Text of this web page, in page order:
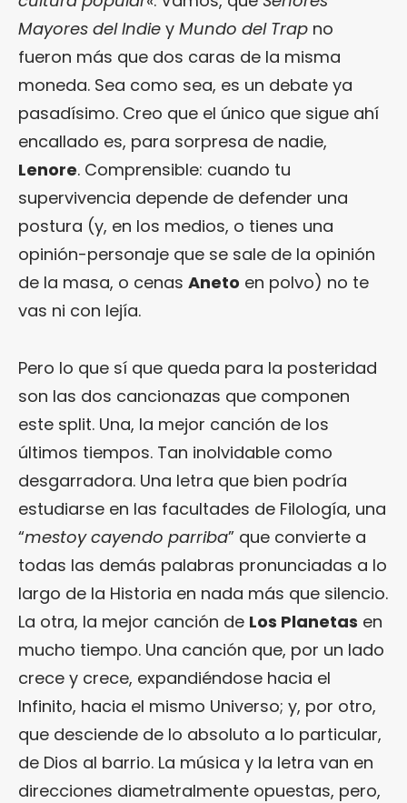
Mayores del Indie y Mundo del Trap no
fueron más que dos caras de la misma
moneda. Sea como sea, es un debate ya
pasadísimo. Creo que el único que sigue ahí
encallado es, para sorpresa de nadie,
Lenore. Comprensible: cuando tu
supervivencia depende de defender una
postura (y, en los medios, o tienes una
opinión-personaje que se sale de la opinión
de la masa, o cenas Aneto en polvo) no te
vas ni con lejía.
Pero lo que sí que queda para la posteridad
son las dos cancionazas que componen
este split. Una, la mejor canción de los
últimos tiempos. Tan inolvidable como
desgarradora. Una letra que bien podría
estudiarse en las facultades de Filología, una
“mestoy cayendo parriba” que convierte a
todas las demás palabras pronunciadas a lo
largo de la Historia en nada más que silencio.
La otra, la mejor canción de Los Planetas en
mucho tiempo. Una canción que, por un lado
crece y crece, expandiéndose hacia el
Infinito, hacia el mismo Universo; y, por otro,
que desciende de lo absoluto a lo particular,
de Dios al barrio. La música y la letra van en
direcciones diametralmente opuestas, pero,